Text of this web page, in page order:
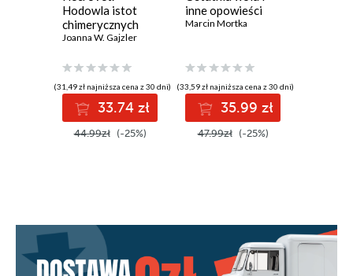
3
4
6
7
Niezbędna retrospekcja (w postaci
11
13
Hodowla istot
chimerycznych
Joanna W. Gajzler
(31,49 zł najniższa cena z 30 dni)
33.74 zł
44.99zł (-25%)
inne opowieści
Marcin Mortka
(33,59 zł najniższa cena z 30 dni)
35.99 zł
47.99zł (-25%)